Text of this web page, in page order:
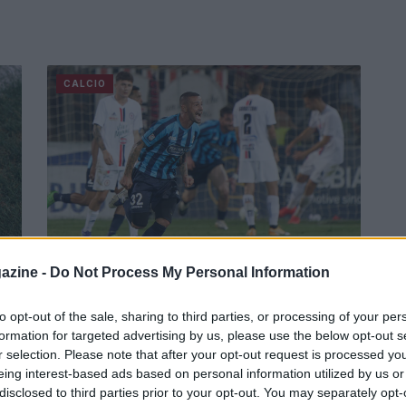
- Do Not Process My Personal Information
opt-out of the sale, sharing to third parties, or processing of your
for targeted advertising by us, please use the below opt-out
selection. Please note that after your opt-out request is processed
interest-based ads based on personal information utilized by us
to third parties prior to your opt-out. You may separately
CALCIO
playoff di Serie C
Un Rigamonti-Ceppi addobbato a festa per una
finale playoff che può fare la storia: dove vedere
Lecco-Foggia in tv e streaming
Gabriele Vecchia · 15 Giu 2023